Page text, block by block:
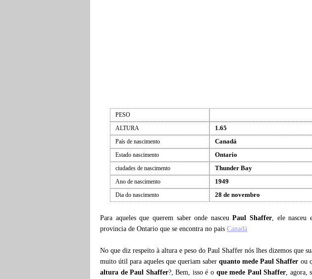
PESO
ALTURA
1.65
País de nascimento Canadá
Estado nascimento Ontario
ciudades de nascimento Thunder Bay
Ano de nascimento 1949
Dia do nascimento 28 de novembro
Para aqueles que querem saber onde nasceuPaul Shaffer, ele nasceu
provincia de Ontario que se encontra no pais Canadá
No que diz respeito à altura e peso do Paul Shaffer nós lhes dizemos que
muito útil para aqueles que queriam saberquanto mede Paul Shaffer ou
altura de Paul Shaffer?, Bem, isso é o que mede Paul Shaffer, agora,